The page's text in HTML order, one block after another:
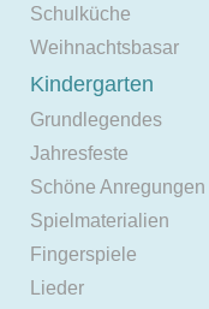
Schulküche
Weihnachtsbasar
Kindergarten
Grundlegendes
Jahresfeste
Schöne Anregungen
Spielmaterialien
Fingerspiele
Lieder